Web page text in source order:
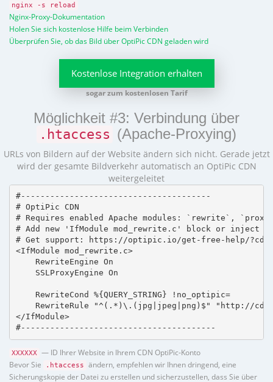
nginx -s reload
Nginx-Proxy-Dokumentation
Holen Sie sich kostenlose Hilfe beim Verbinden
Überprüfen Sie, ob das Bild über OptiPic CDN geladen wird
Kostenlose Integration erhalten
sogar zum kostenlosen Tarif
Möglichkeit #3: Verbindung über
.htaccess (Apache-Proxying)
URLs von Bildern auf der Website ändern sich nicht. Gerade jetzt
wird der gesamte Bildverkehr automatisch an OptiPic CDN
weitergeleitet
#---------------------------------------
# OptiPic CDN
# Requires enabled Apache modules: `rewrite`,
# Add new 'IfModule mod_rewrite.c' block or inject
# Get support: https://optipic.io/get-free-help/
<IfModule mod_rewrite.c>
    RewriteEngine On
    SSLProxyEngine On
    RewriteCond %{QUERY_STRING} !no_optipic=
RewriteRule "^(.*)\.(jpg|jpeg|png)$" "http://
</IfModule>
#----------------------------------------
XXXXXX
— ID Ihrer Website in Ihrem CDN OptiPic-Konto
Bevor Sie
.htaccess
ändern, empfehlen wir Ihnen dringend, eine
Sicherungskopie der Datei zu erstellen und sicherzustellen, dass Sie über